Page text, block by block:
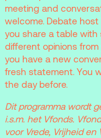
meeting and
welcome. Debate host
you share a table with
different opinions from
you have a new
fresh statement. You
the day before.
Dit programma wordt
i.s.m. het Vfonds.
voor Vrede, Vrijheid en